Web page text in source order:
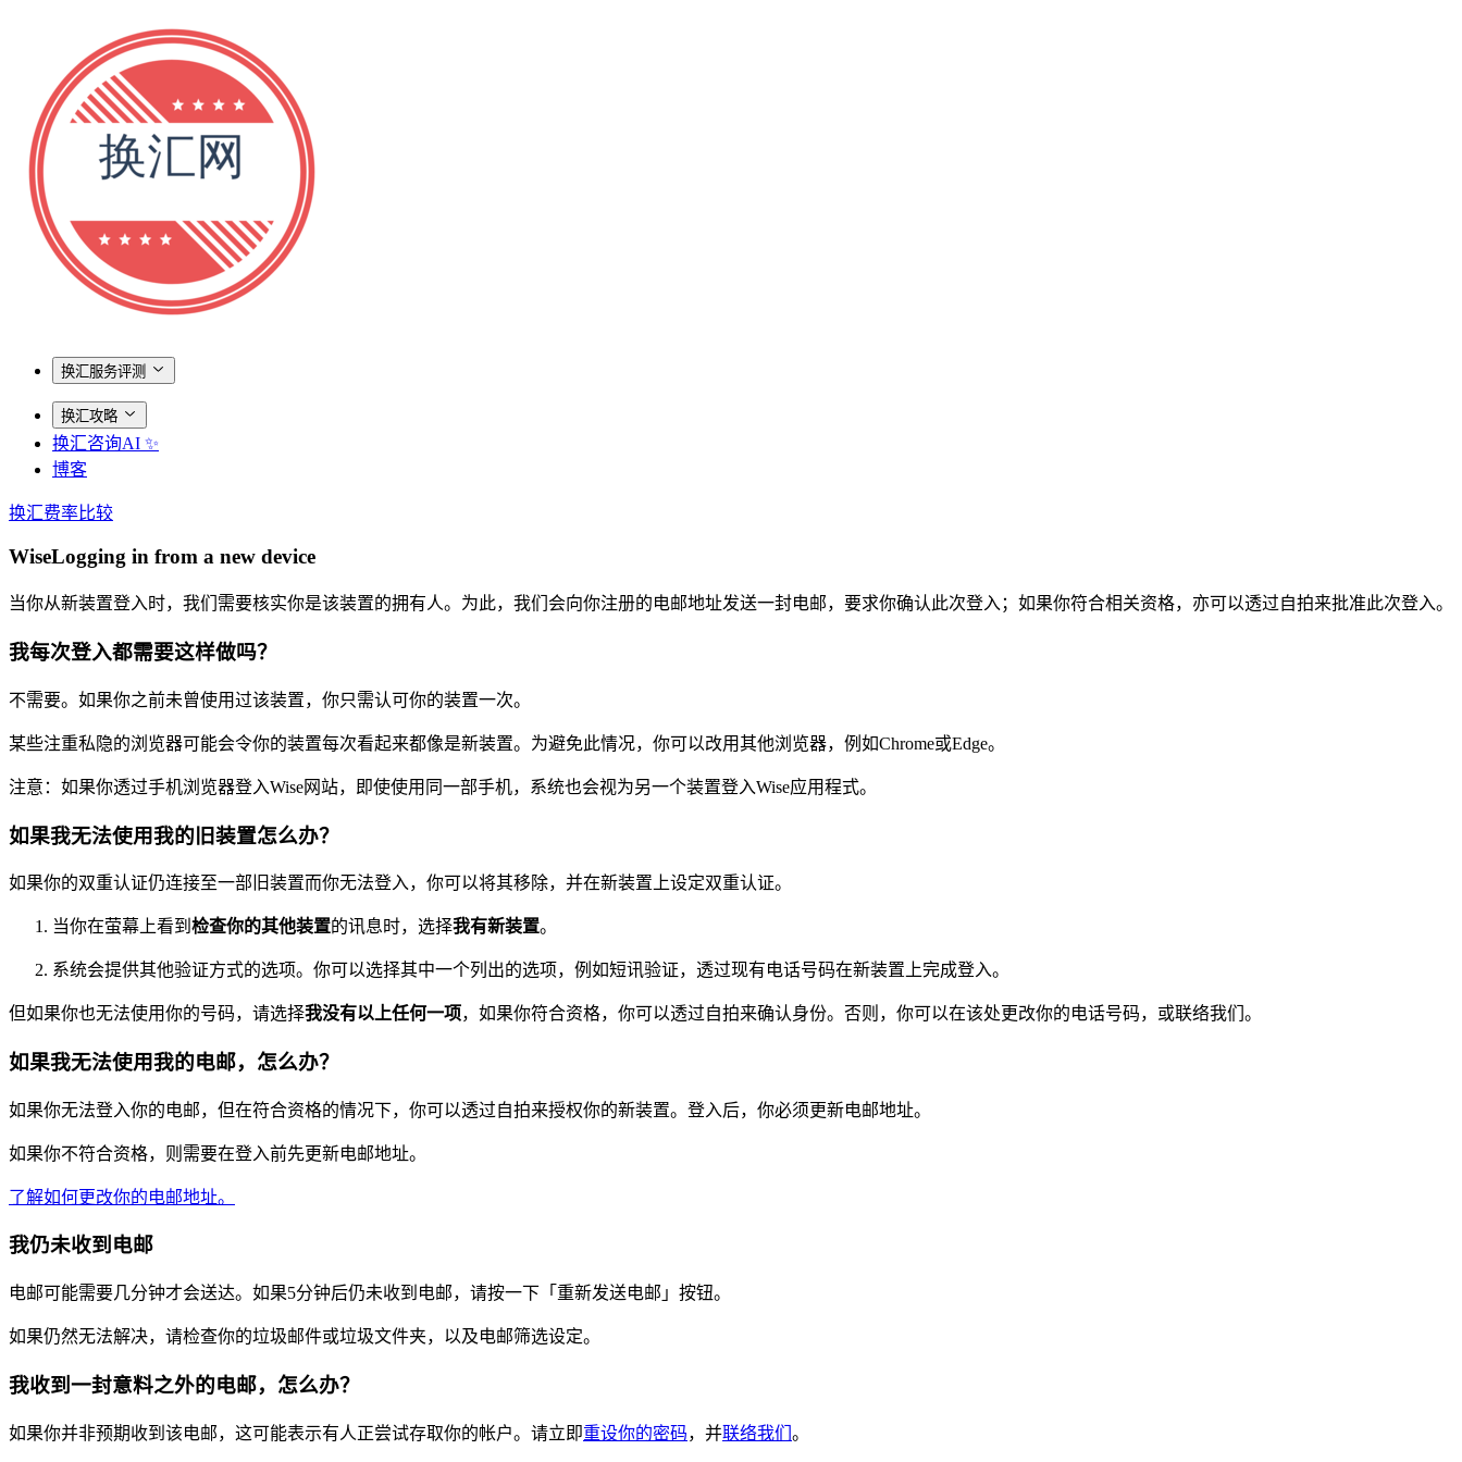
换汇服务评测
换汇攻略
换汇咨询AI ✨
博客
换汇费率比较
WiseLogging in from a new device
当你从新装置登入时，我们需要核实你是该装置的拥有人。为此，我们会向你注册的电邮地址发送一封电邮，要求你确认此次登入；如果你符合相关资格，亦可以透过自拍来批准此次登入。
我每次登入都需要这样做吗？
不需要。如果你之前未曾使用过该装置，你只需认可你的装置一次。
某些注重私隐的浏览器可能会令你的装置每次看起来都像是新装置。为避免此情况，你可以改用其他浏览器，例如Chrome或Edge。
注意：如果你透过手机浏览器登入Wise网站，即使使用同一部手机，系统也会视为另一个装置登入Wise应用程式。
如果我无法使用我的旧装置怎么办？
如果你的双重认证仍连接至一部旧装置而你无法登入，你可以将其移除，并在新装置上设定双重认证。
当你在萤幕上看到 检查你的其他装置的讯息时，选择我有新装置。
系统会提供其他验证方式的选项。你可以选择其中一个列出的选项，例如短讯验证，透过现有电话号码在新装置上完成登入。
但如果你也无法使用你的号码，请选择我没有以上任何一项，如果你符合资格，你可以透过自拍来确认身份。否则，你可以在该处更改你的电话号码，或联络我们。
如果我无法使用我的电邮，怎么办？
如果你无法登入你的电邮，但在符合资格的情况下，你可以透过自拍来授权你的新装置。登入后，你必须更新电邮地址。
如果你不符合资格，则需要在登入前先更新电邮地址。
了解如何更改你的电邮地址。
我仍未收到电邮
电邮可能需要几分钟才会送达。如果5分钟后仍未收到电邮，请按一下「重新发送电邮」按钮。
如果仍然无法解决，请检查你的垃圾邮件或垃圾文件夹，以及电邮筛选设定。
我收到一封意料之外的电邮，怎么办？
如果你并非预期收到该电邮，这可能表示有人正尝试存取你的帐户。请立即重设你的密码，并联络我们 。